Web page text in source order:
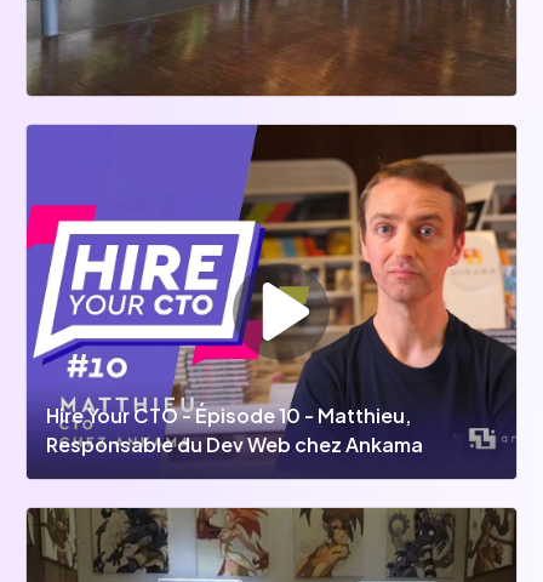
Hire Your CTO - Épisode 10 - Matthieu,
Responsable du Dev Web chez Ankama